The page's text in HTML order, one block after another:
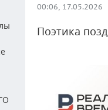
00:06, 17.05.2026
Поэтика